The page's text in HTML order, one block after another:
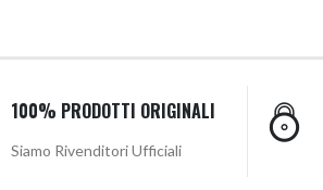
100% PRODOTTI ORIGINALI
Siamo Rivenditori Ufficiali